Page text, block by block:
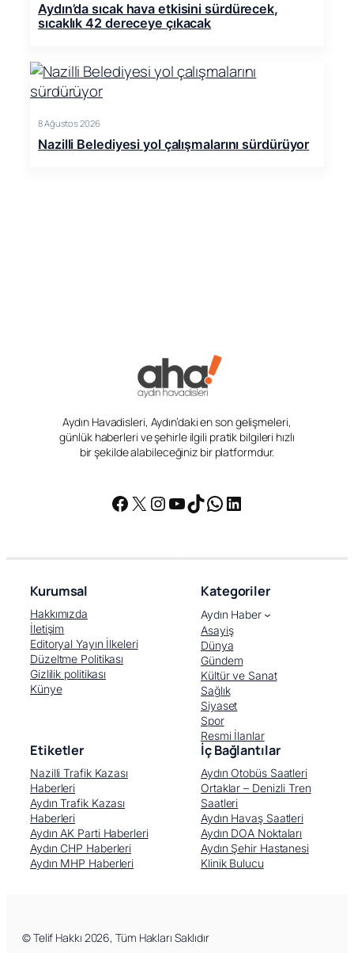
Facebook X (Twitter)
Aydın’da sıcak hava etkisini sürdürecek,
sıcaklık 42 dereceye çıkacak
8 Ağustos 2026
Nazilli Belediyesi yol çalışmalarını sürdürüyor
Aydın Havadisleri, Aydın’daki en son gelişmeleri,
günlük haberleri ve şehirle ilgili pratik bilgileri hızlı
bir şekilde alabileceğiniz bir platformdur.
Facebook
X Instagram
YouTube
TikTok
WhatsApp
LinkedIn
Kurumsal
Hakkımızda
İletişim
Editoryal Yayın İlkeleri
Düzeltme Politikası
Gizlilik politikası
Künye
Kategoriler
Aydın Haber
Asayiş
Dünya
Gündem
Kültür ve Sanat
Sağlık
Siyaset
Spor
Resmi İlanlar
Etiketler
Nazilli Trafik Kazası
Haberleri
Aydın Trafik Kazası
Haberleri
Aydın AK Parti Haberleri
Aydın CHP Haberleri
Aydın MHP Haberleri
İç Bağlantılar
Aydın Otobüs Saatleri
Ortaklar – Denizli Tren
Saatleri
Aydın Havaş Saatleri
Aydın DOA Noktaları
Aydın Şehir Hastanesi
Klinik Bulucu
© Telif Hakkı 2026, Tüm Hakları Saklıdır